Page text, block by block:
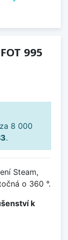
995
8 000
.
Steam,
o 360 °.
k